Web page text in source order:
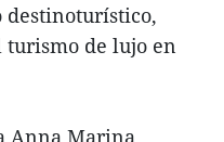
de lujo en
Anna Marina